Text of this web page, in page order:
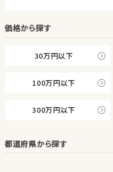
価格から探す
30万円以下
100万円以下
300万円以下
都道府県から探す